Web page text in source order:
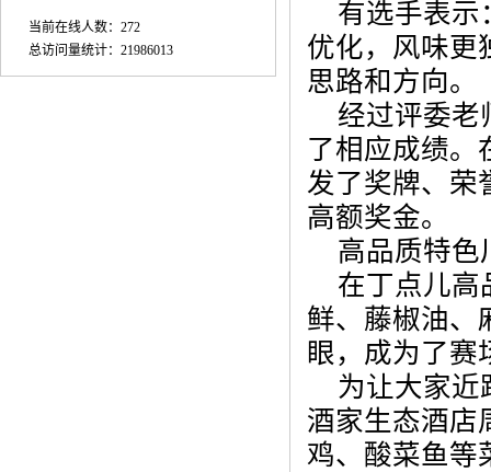
有选手表示
优化，风味更
思路和方向。
经过评委老
了相应成绩。
发了奖牌、荣
高额奖金。
高品质特色
在丁点儿高
鲜、藤椒油、
眼，成为了赛
为让大家近
酒家生态酒店
鸡、酸菜鱼等
当前在线人数：272
总访问量统计：21986013